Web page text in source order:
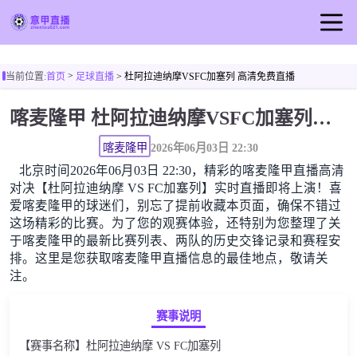
足球直播
意甲录像
意甲新闻
当前位置:首页> 足球直播> 杜阿拉迪纳摩VSFC加塞列 高清免费直播
喀麦隆甲 杜阿拉迪纳摩VSFC加塞列高清直播免费观看
喀麦隆甲 2026年06月03日 22:30
北京时间2026年06月03日 22:30，精彩的喀麦隆甲直播高清
对决【杜阿拉迪纳摩 VS FC加塞列】实时直播即将上演！喜
爱喀麦隆甲的球迷们，别忘了提前收藏本页面，确保不错过
这场精彩的比赛。为了您的观赛体验，还特别为您整理了关
于喀麦隆甲的最新比赛列表、两队的历史交锋记录和赛程安
排。这里是您获取喀麦隆甲直播信息的最佳地点，敬请关
注。
赛事说明
【赛事名称】杜阿拉迪纳摩 VS FC加塞列